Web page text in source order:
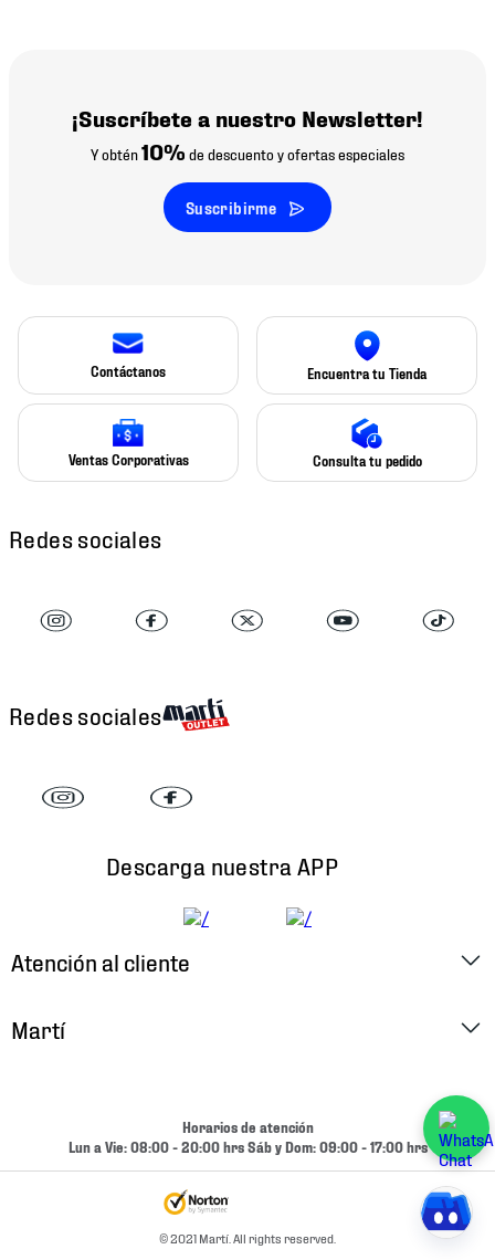
¡Suscríbete a nuestro Newsletter!
Y obtén10% de descuento y ofertas especiales
Suscribirme
Contáctanos Encuentra tu Tienda
Ventas Corporativas Consulta tu pedido
Redes sociales
Redes sociales
Descarga nuestra APP
Atención al cliente
Cambios y Devoluciones
Condiciones de Entrega
Martí
Términos y Condiciones
Horarios de atención
Lun a Vie: 08:00 - 20:00 hrs Sáb y Dom: 09:00 - 17:00 hrs
© 2021 Martí. All rights reserved.